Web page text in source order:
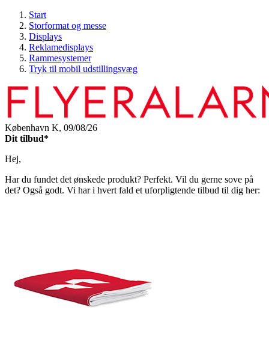
Start
Storformat og messe
Displays
Reklamedisplays
Rammesystemer
Tryk til mobil udstillingsvæg
København K, 09/08/26
Dit tilbud*
Hej,
Har du fundet det ønskede produkt? Perfekt. Vil du gerne sove på
det? Også godt. Vi har i hvert fald et uforpligtende tilbud til dig her: